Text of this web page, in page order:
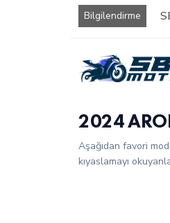
Bilgilendirme
2024
Aşağıdan favori
kıyaslamayı